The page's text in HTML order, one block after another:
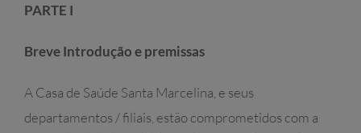
PARTE I
Breve Introdução e premissas
A Casa de Saúde Santa Marcelina, e seus
departamentos / filiais, estão comprometidos com a